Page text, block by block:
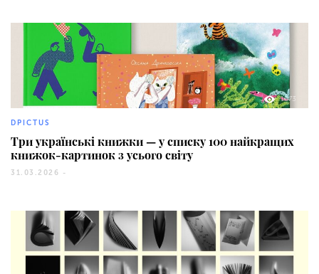
1073
DPICTUS
Три українські книжки — у списку 100 найкращих
книжок-картинок з усього світу
31.03.2026 -